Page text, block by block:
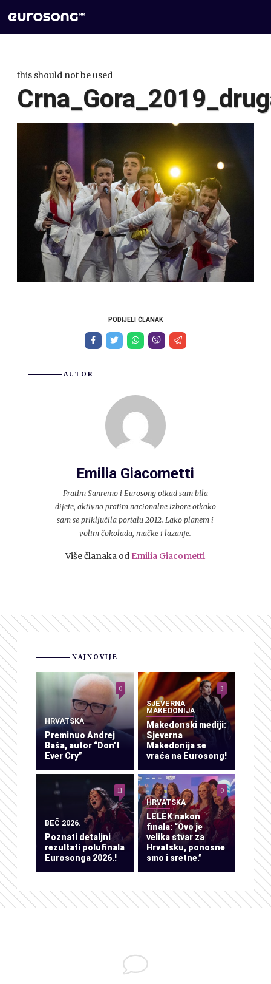
this should not be used
PODIJELI ČLANAK
AUTOR
Emilia Giacometti
Pratim Sanremo i Eurosong otkad sam bila
dijete, aktivno pratim nacionalne izbore otkako
sam se priključila portalu 2012. Lako planem i
volim čokoladu, mačke i lazanje.
Više članaka od Emilia Giacometti
NAJNOVIJE
HRVATSKA
Preminuo Andrej
Baša, autor “Don’t
Ever Cry”
0
SJEVERNA
MAKEDONIJA
Makedonski mediji:
Sjeverna
Makedonija se
vraća na Eurosong!
3
BEČ 2026.
Poznati detaljni
rezultati polufinala
Eurosonga 2026.!
11
HRVATSKA
LELEK nakon
finala: “Ovo je
velika stvar za
Hrvatsku, ponosne
smo i sretne.”
0